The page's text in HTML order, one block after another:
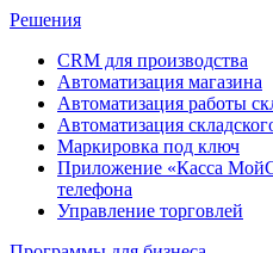
Решения
CRM для производства
Автоматизация магазина
Автоматизация работы
Автоматизация
Маркировка под ключ
Приложение «Касса
телефона
Управление торговлей